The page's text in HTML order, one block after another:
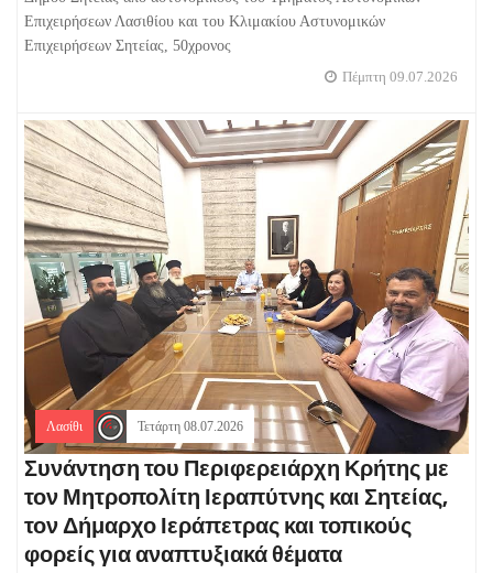
Επιχειρήσεων Λασιθίου και του Κλιμακίου Αστυνομικών
Επιχειρήσεων Σητείας, 50χρονος
Πέμπτη 09.07.2026
Λασίθι Τετάρτη 08.07.2026
Συνάντηση του Περιφερειάρχη Κρήτης με
τον Μητροπολίτη Ιεραπύτνης και Σητείας,
τον Δήμαρχο Ιεράπετρας και τοπικούς
φορείς για αναπτυξιακά θέματα